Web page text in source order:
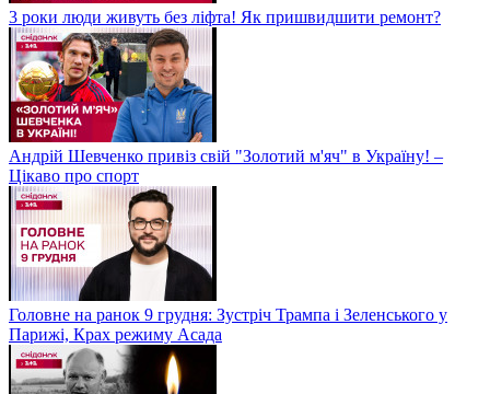
3 роки люди живуть без ліфта! Як пришвидшити ремонт?
Андрій Шевченко привіз свій "Золотий м'яч" в Україну! –
Цікаво про спорт
Головне на ранок 9 грудня: Зустріч Трампа і Зеленського у
Парижі, Крах режиму Асада